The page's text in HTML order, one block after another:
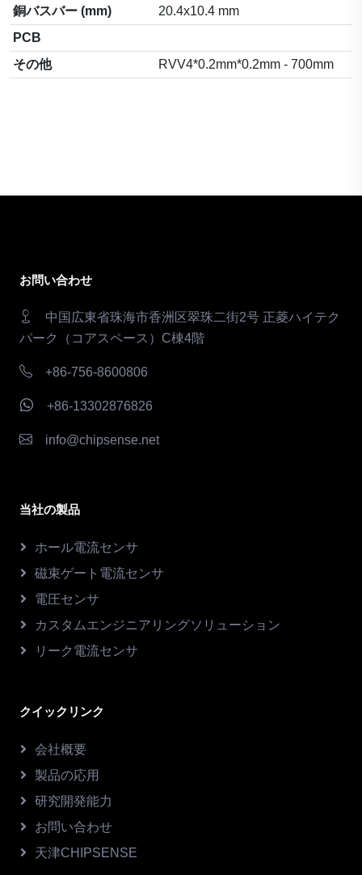
銅バスバー (mm)
20.4x10.4 mm
PCB
その他
RVV4*0.2mm*0.2mm - 700mm
お問い合わせ
中国広東省珠海市香洲区翠珠二街2号 正菱ハイテク
パーク（コアスペース）C棟4階
+86-756-8600806
+86-13302876826
info@chipsense.net
当社の製品
ホール電流センサ
磁束ゲート電流センサ
電圧センサ
カスタムエンジニアリングソリューション
リーク電流センサ
クイックリンク
会社概要
製品の応用
研究開発能力
お問い合わせ
天津CHIPSENSE